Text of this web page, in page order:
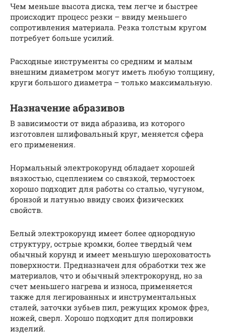
Чем меньше высота диска, тем легче и быстрее
происходит процесс резки – ввиду меньшего
сопротивления материала. Резка толстым кругом
потребует больше усилий.
Расходные инструменты со средним и малым
внешним диаметром могут иметь любую толщину,
круги большого диаметра – только максимальную.
Назначение абразивов
В зависимости от вида абразива, из которого
изготовлен шлифовальный круг, меняется сфера
его применения.
Нормальный электрокорунд обладает хорошей
вязкостью, сцеплением со связкой, термостоек
хорошо подходит для работы со сталью, чугуном,
бронзой и латунью ввиду своих физических
свойств.
Белый электрокорунд имеет более однородную
структуру, острые кромки, более твердый чем
обычный корунд и имеет меньшую шероховатость
поверхности. Предназначен для обработки тех же
материалов, что и обычный электрокорунд, но за
счет меньшего нагрева и износа, применяется
также для легированных и инструментальных
сталей, заточки зубьев пил, режущих кромок фрез,
ножей, сверл. Хорошо подходит для полировки
изделий.